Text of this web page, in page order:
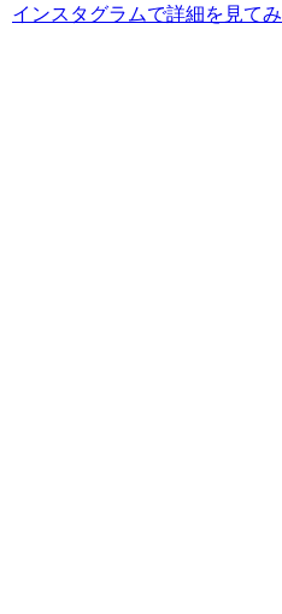
インスタグラムで詳細を見て